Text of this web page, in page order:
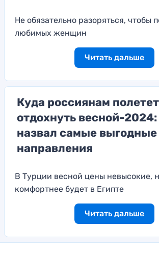
Не обязательно разоряться, чтобы
любимых женщин
Читать дальше
Куда россиянам
отдохнуть весной-
назвал самые выгодные
направления
В Турции весной цены невысокие,
комфортнее будет в Египте
Читать дальше